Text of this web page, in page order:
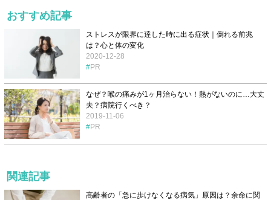
おすすめ記事
ストレスが限界に達した時に出る症状｜倒れる前兆
は？心と体の変化
2020-12-28
PR
なぜ？喉の痛みが1ヶ月治らない！熱がないのに…大丈
夫？病院行くべき？
2019-11-06
PR
関連記事
高齢者の「急に歩けなくなる病気」原因は？余命に関